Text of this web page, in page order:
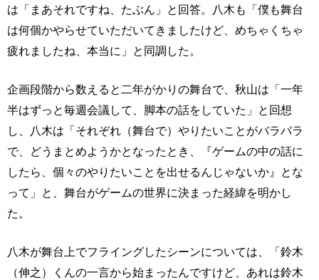
は「まあそれですね、たぶん」と回答。八木も「僕も舞台
は何個かやらせていただいてきましたけど、めちゃくちゃ
疲れましたね、本当に」と同調した。
企画段階から数えると二年がかりの舞台で、秋山は「一年
半はずっと毎週会議して、脚本の話をしていた」と回想
し、八木は「それぞれ（舞台で）やりたいことがバラバラ
で、どうまとめようかとなったとき、『ゲームの中の話に
したら、個々のやりたいことを出せるんじゃないか』とな
って」と、舞台がゲームの世界に決まった経緯を明かし
た。
八木が舞台上でフライングしたシーンについては、「鈴木
（伸之）くんの一言から始まったんですけど、あれは鈴木